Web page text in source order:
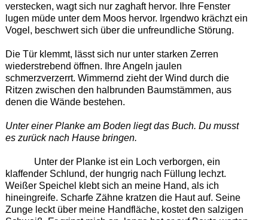
verstecken, wagt sich nur zaghaft hervor. Ihre Fenster
lugen müde unter dem Moos hervor. Irgendwo krächzt ein
Vogel, beschwert sich über die unfreundliche Störung.
Die Tür klemmt, lässt sich nur unter starken Zerren
wiederstrebend öffnen. Ihre Angeln jaulen
schmerzverzerrt. Wimmernd zieht der Wind durch die
Ritzen zwischen den halbrunden Baumstämmen, aus
denen die Wände bestehen.
Unter einer Planke am Boden liegt das Buch. Du musst
es zurück nach Hause bringen.
Unter der Planke ist ein Loch verborgen, ein
klaffender Schlund, der hungrig nach Füllung lechzt.
Weißer Speichel klebt sich an meine Hand, als ich
hineingreife. Scharfe Zähne kratzen die Haut auf. Seine
Zunge leckt über meine Handfläche, kostet den salzigen